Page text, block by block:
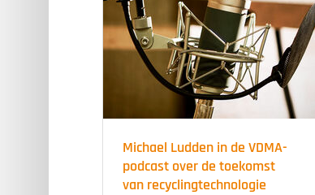
Michael Ludden in de VDMA-
podcast over de toekomst
van recyclingtechnologie